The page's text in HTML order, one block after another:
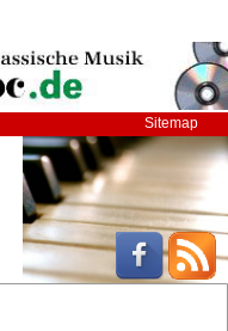
Sitemap